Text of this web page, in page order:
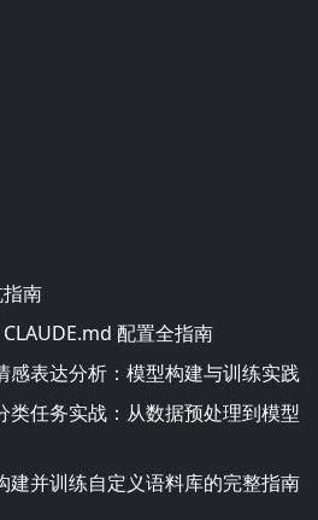
南
配置全指南
感表达分析：模型构建与训练实践
类任务实战：从数据预处理到模型
建并训练自定义语料库的完整指南